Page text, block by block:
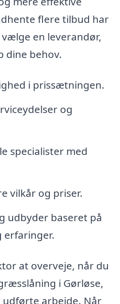
flere tilbud har
en leverandør,
dine behov.
i prissætningen.
og
specialister med
vilkår og priser.
udbyder baseret på
erfaringer.
at overveje, når du
i Gørløse,
arbejde. Når